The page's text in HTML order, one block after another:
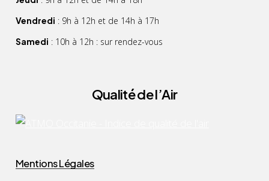
Vendredi : 9h à 12h et de 14h à 17h
Samedi : 10h à 12h : sur rendez-vous
Qualité de l’Air
Mentions Légales